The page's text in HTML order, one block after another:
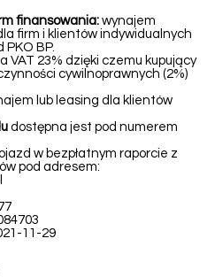
finansowania: wynajem
firm i klientów indywidualnych
BP.
VAT 23% dzięki czemu kupujący
cywilnoprawnych (2%)
lub leasing dla klientów
dostępna jest pod numerem
w bezpłatnym raporcie z
pod adresem:
11-29